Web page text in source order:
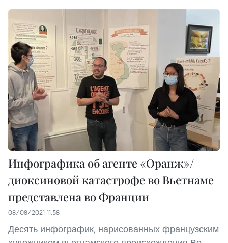
Инфографика об агенте «Оранж»/
диоксиновой катастрофе во Вьетнаме
представлена ​​во Франции
08/08/2021 11:58
Десять инфографик, нарисованных французским